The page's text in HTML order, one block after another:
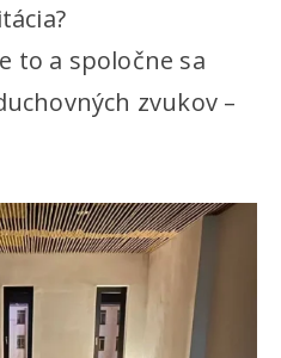
to a spoločne sa
zvukov –